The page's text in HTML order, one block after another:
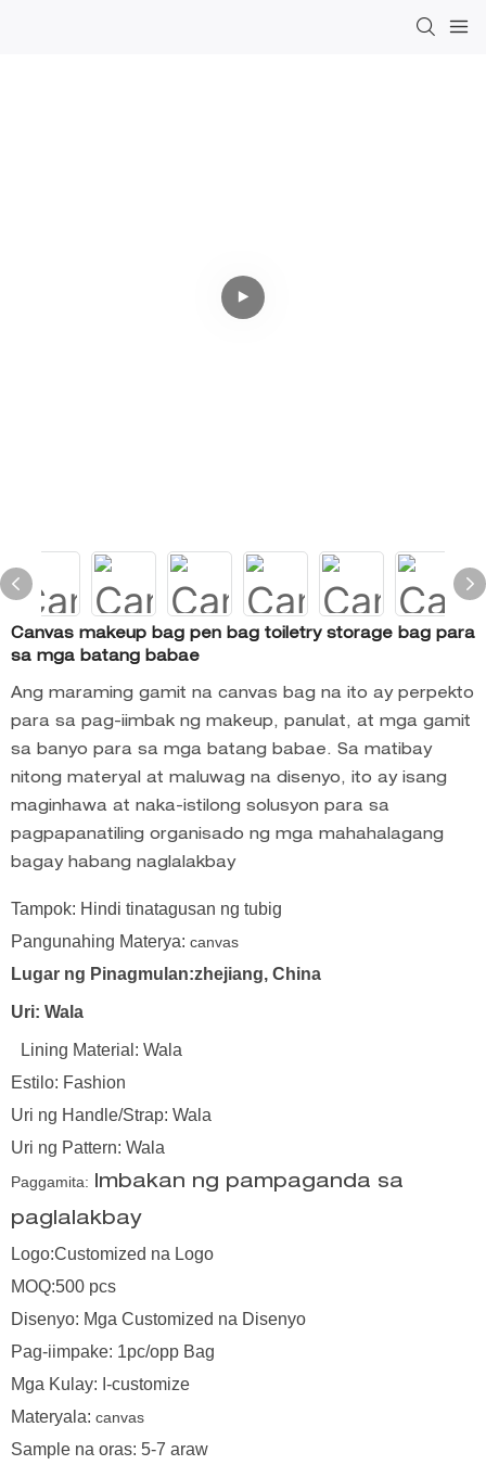
Canvas makeup bag pen bag toiletry storage bag para
sa mga batang babae
Ang maraming gamit na canvas bag na ito ay perpekto
para sa pag-iimbak ng makeup, panulat, at mga gamit
sa banyo para sa mga batang babae. Sa matibay
nitong materyal at maluwag na disenyo, ito ay isang
maginhawa at naka-istilong solusyon para sa
pagpapanatiling organisado ng mga mahahalagang
bagay habang naglalakbay
Tampok: Hindi tinatagusan ng tubig
Pangunahing Materya: canvas
Lugar ng Pinagmulan:zhejiang, China
Uri: Wala
Lining Material: Wala
Estilo: Fashion
Uri ng Handle/Strap: Wala
Uri ng Pattern: Wala
Paggamita: Imbakan ng pampaganda sa
paglalakbay
Logo:Customized na Logo
MOQ:500 pcs
Disenyo: Mga Customized na Disenyo
Pag-iimpake: 1pc/opp Bag
Mga Kulay: I-customize
Materyala: canvas
Sample na oras: 5-7 araw